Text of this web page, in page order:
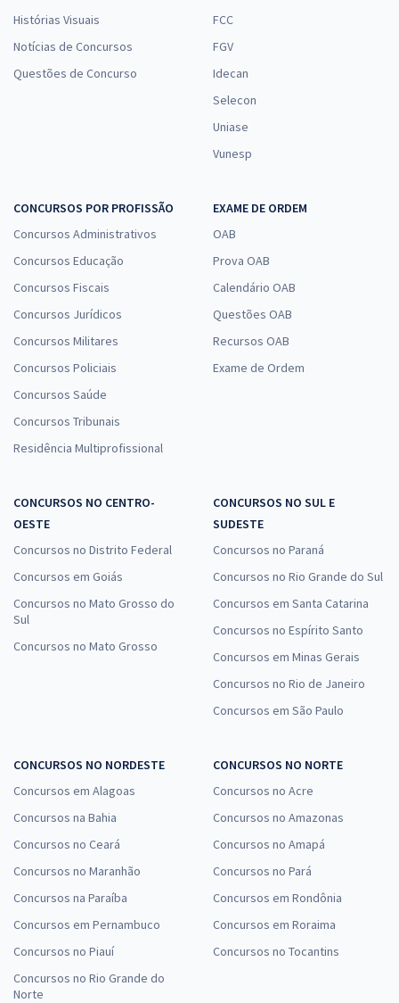
Histórias Visuais
Notícias de Concursos
Questões de Concurso
FCC
FGV
Idecan
Selecon
Uniase
Vunesp
CONCURSOS POR PROFISSÃO
Concursos Administrativos
Concursos Educação
Concursos Fiscais
Concursos Jurídicos
Concursos Militares
Concursos Policiais
Concursos Saúde
Concursos Tribunais
Residência Multiprofissional
EXAME DE ORDEM
OAB
Prova OAB
Calendário OAB
Questões OAB
Recursos OAB
Exame de Ordem
CONCURSOS NO CENTRO-
OESTE
Concursos no Distrito Federal
Concursos em Goiás
Concursos no Mato Grosso do
Sul
Concursos no Mato Grosso
CONCURSOS NO SUL E
SUDESTE
Concursos no Paraná
Concursos no Rio Grande do Sul
Concursos em Santa Catarina
Concursos no Espírito Santo
Concursos em Minas Gerais
Concursos no Rio de Janeiro
Concursos em São Paulo
CONCURSOS NO NORDESTE
Concursos em Alagoas
Concursos na Bahia
Concursos no Ceará
Concursos no Maranhão
Concursos na Paraíba
Concursos em Pernambuco
Concursos no Piauí
Concursos no Rio Grande do
Norte
CONCURSOS NO NORTE
Concursos no Acre
Concursos no Amazonas
Concursos no Amapá
Concursos no Pará
Concursos em Rondônia
Concursos em Roraima
Concursos no Tocantins